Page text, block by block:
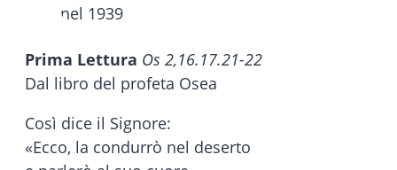
Prima Lettura Os 2,16.17.21-22
Dal libro del profeta Osea
Così dice il Signore:
«Ecco, la condurrò nel deserto